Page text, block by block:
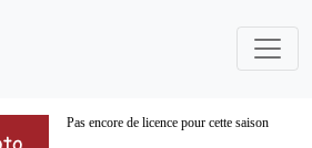
Pas encore de licence pour cette saison